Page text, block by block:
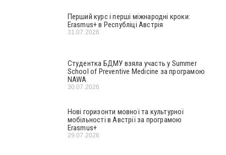
Перший курс і перші міжнародні кроки:
Erasmus+ в Республіці Австрія
31.07.2026
Студентка БДМУ взяла участь у Summer
School of Preventive Medicine за програмою
NAWA
30.07.2026
Нові горизонти мовної та культурної
мобільності в Австрії за програмою
Erasmus+
29.07.2026